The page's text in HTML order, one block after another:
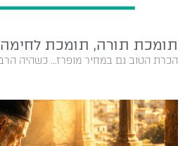
תומכת תורה, תומכת לחימה
הכרת הטוב גם במחיר מופרז… כשהיה‭ ‬הרב‭ ‬ישעיהו‭ ‬הדרי‭, ‬ראש‭